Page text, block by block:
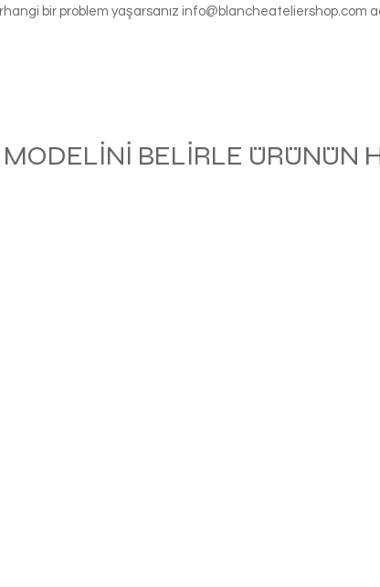
bir problem yaşarsanız info@blancheateliershop.com
MODELİNİ BELİRLE ÜRÜNÜN